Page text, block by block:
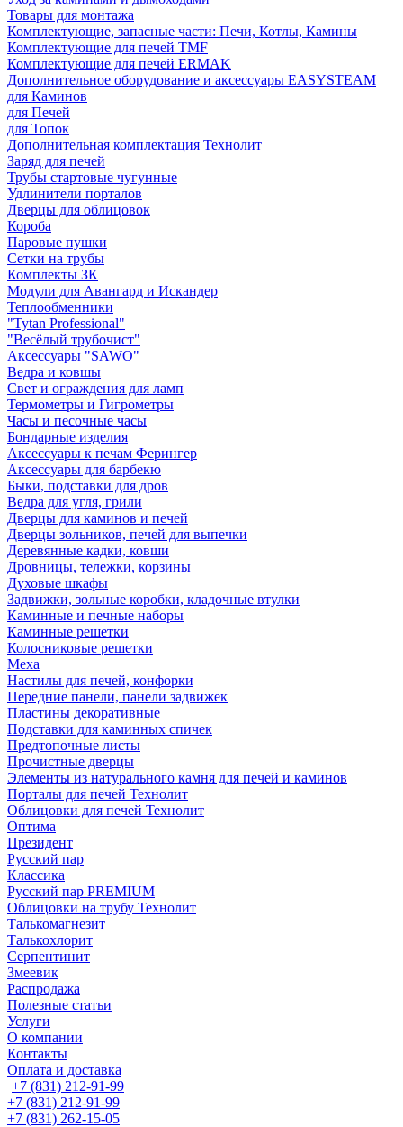
Товары для монтажа
Комплектующие, запасные части: Печи, Котлы, Камины
Комплектующие для печей TMF
Комплектующие для печей ERMAK
Дополнительное оборудование и аксессуары EASYSTEAM
для Каминов
для Печей
для Топок
Дополнительная комплектация Технолит
Заряд для печей
Трубы стартовые чугунные
Удлинители порталов
Дверцы для облицовок
Короба
Паровые пушки
Сетки на трубы
Комплекты ЗК
Модули для Авангард и Искандер
Теплообменники
"Tytan Professional"
"Весёлый трубочист"
Аксессуары "SAWO"
Ведра и ковшы
Свет и ограждения для ламп
Термометры и Гигрометры
Часы и песочные часы
Бондарные изделия
Аксессуары к печам Ферингер
Аксессуары для барбекю
Быки, подставки для дров
Ведра для угля, грили
Дверцы для каминов и печей
Дверцы зольников, печей для выпечки
Деревянные кадки, ковши
Дровницы, тележки, корзины
Духовые шкафы
Задвижки, зольные коробки, кладочные втулки
Каминные и печные наборы
Каминные решетки
Колосниковые решетки
Меха
Настилы для печей, конфорки
Передние панели, панели задвижек
Пластины декоративные
Подставки для каминных спичек
Предтопочные листы
Прочистные дверцы
Элементы из натурального камня для печей и каминов
Порталы для печей Технолит
Облицовки для печей Технолит
Оптима
Президент
Русский пар
Классика
Русский пар PREMIUM
Облицовки на трубу Технолит
Талькомагнезит
Талькохлорит
Серпентинит
Змеевик
Распродажа
Полезные статьи
Услуги
О компании
Контакты
Оплата и доставка
+7 (831) 212-91-99
+7 (831) 212-91-99
+7 (831) 262-15-05